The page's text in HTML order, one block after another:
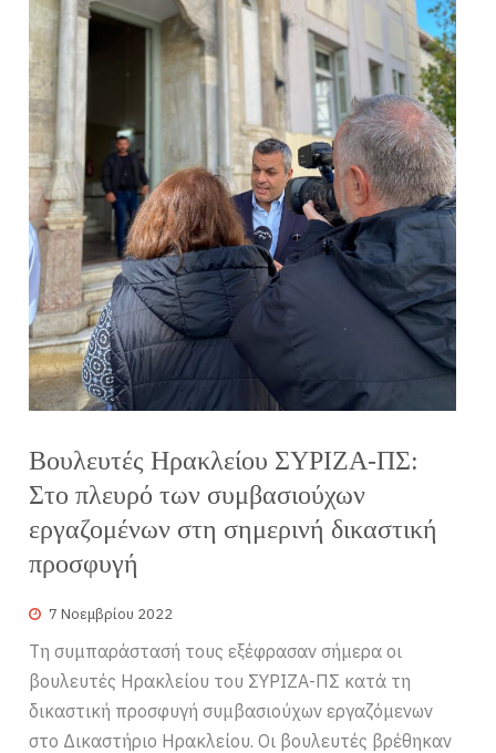
Βουλευτές Ηρακλείου ΣΥΡΙΖΑ-ΠΣ:
Στο πλευρό των συμβασιούχων
εργαζομένων στη σημερινή δικαστική
προσφυγή
7 Νοεμβρίου 2022
Τη συμπαράστασή τους εξέφρασαν σήμερα οι
βουλευτές Ηρακλείου του ΣΥΡΙΖΑ-ΠΣ κατά τη
δικαστική προσφυγή συμβασιούχων εργαζόμενων
στο Δικαστήριο Ηρακλείου. Οι βουλευτές βρέθηκαν